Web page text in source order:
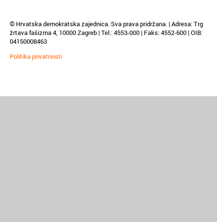
© Hrvatska demokratska zajednica. Sva prava pridržana. | Adresa: Trg
žrtava fašizma 4, 10000 Zagreb | Tel.: 4553-000 | Faks: 4552-600 | OIB:
04150008463
Politika privatnosti